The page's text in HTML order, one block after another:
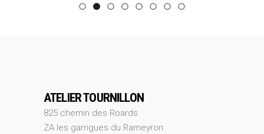
ATELIER TOURNILLON
825 chemin des Roards
ZA les garrigues du Rameyron